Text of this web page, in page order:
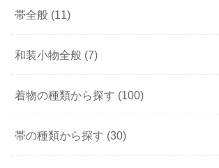
帯全般 (11)
和装小物全般 (7)
着物の種類から探す (100)
帯の種類から探す (30)